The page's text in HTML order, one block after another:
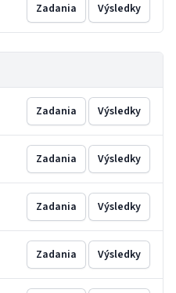
Zadania Výsledky
Zadania Výsledky
Zadania Výsledky
Zadania Výsledky
Zadania Výsledky